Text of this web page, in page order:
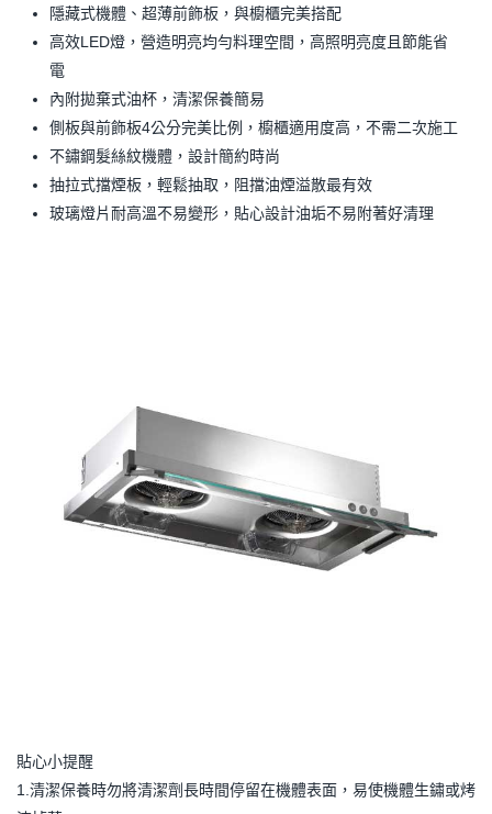
隱藏式機體、超薄前飾板，與櫥櫃完美搭配
高效LED燈，營造明亮均勻料理空間，高照明亮度且節能省
電
內附拋棄式油杯，清潔保養簡易
側板與前飾板4公分完美比例，櫥櫃適用度高，不需二次施工
不鏽鋼髮絲紋機體，設計簡約時尚
抽拉式擋煙板，輕鬆抽取，阻擋油煙溢散最有效
玻璃燈片耐高溫不易變形，貼心設計油垢不易附著好清理
貼心小提醒
1.清潔保養時勿將清潔劑長時間停留在機體表面，易使機體生鏽或烤